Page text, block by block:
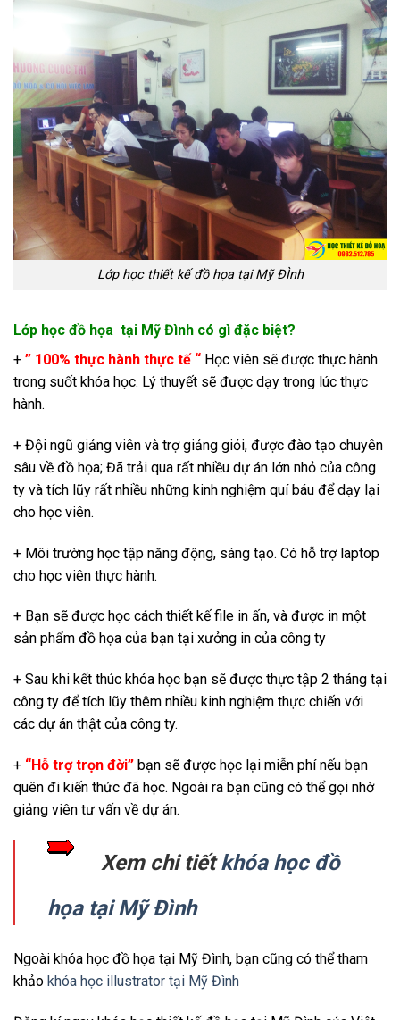
Lớp học thiết kế đồ họa tại Mỹ ĐÌnh
Lớp học đồ họa tại Mỹ Đình có gì đặc biệt?
+ ” 100% thực hành thực tế “ Học viên sẽ được thực hành
trong suốt khóa học. Lý thuyết sẽ được dạy trong lúc thực
hành.
+ Đội ngũ giảng viên và trợ giảng giỏi, được đào tạo chuyên
sâu về đồ họa; Đã trải qua rất nhiều dự án lớn nhỏ của công
ty và tích lũy rất nhiều những kinh nghiệm quí báu để dạy lại
cho học viên.
+ Môi trường học tập năng động, sáng tạo. Có hỗ trợ laptop
cho học viên thực hành.
+ Bạn sẽ được học cách thiết kế file in ấn, và được in một
sản phẩm đồ họa của bạn tại xưởng in của công ty
+ Sau khi kết thúc khóa học bạn sẽ được thực tập 2 tháng tại
công ty để tích lũy thêm nhiều kinh nghiệm thực chiến với
các dự án thật của công ty.
+ “Hỗ trợ trọn đời” bạn sẽ được học lại miễn phí nếu bạn
quên đi kiến thức đã học. Ngoài ra bạn cũng có thể gọi nhờ
giảng viên tư vấn về dự án.
Xem chi tiếtkhóa học đồ
họa tại Mỹ Đình
Ngoài khóa học đồ họa tại Mỹ Đình, bạn cũng có thể tham
khảo khóa học illustrator tại Mỹ Đình